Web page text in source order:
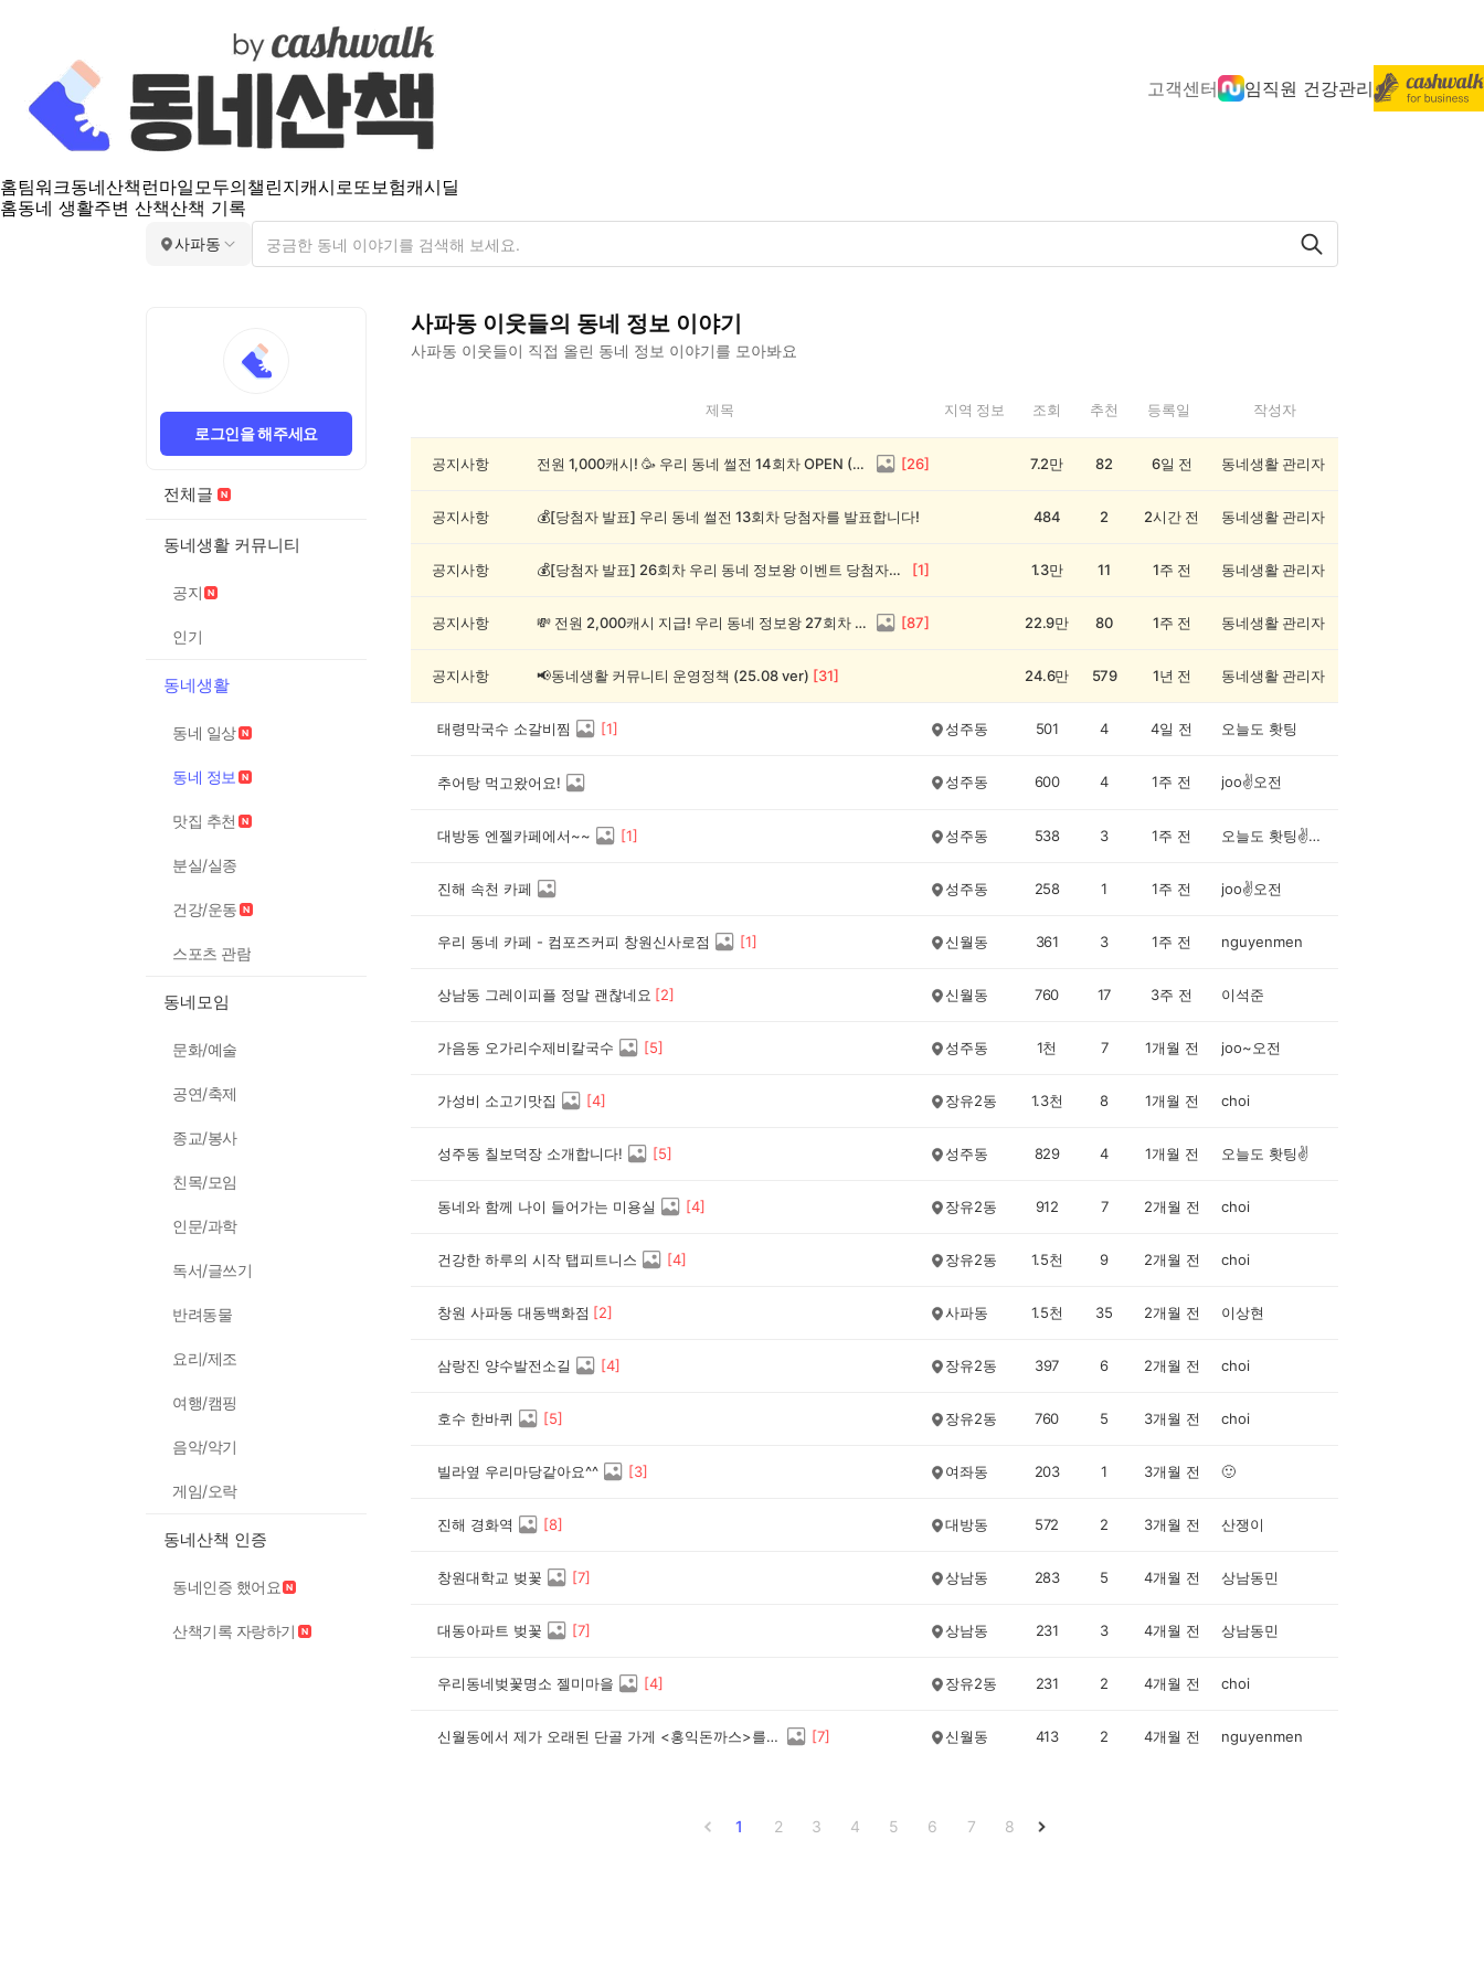
고객센터 임직원 건강관리
홈팀워크동네산책 런마일모두의챌린지캐시로또보험캐시딜
홈동네 생활주변 산책산책 기록
사파동
로그인을 해주세요
전체글
동네생활 커뮤니티
공지
인기
동네생활
동네 일상
동네 정보
맛집 추천
분실/실종
건강/운동
스포츠 관람
동네모임
문화/예술
공연/축제
종교/봉사
친목/모임
인문/과학
독서/글쓰기
반려동물
요리/제조
여행/캠핑
음악/악기
게임/오락
동네산책 인증
동네인증 했어요
산책기록 자랑하기
사파동 이웃들의 동네 정보 이야기
사파동 이웃들이 직접 올린 동네 정보 이야기를 모아봐요
동
제목 지역 정보 조회 추천 등록일 작성자
공지사항 전원 1,000캐시! 🥳 우리 동네 썰전 14회차 OPEN (~8/17) [26] 7.2만 82 6일 전 동네생활 관리자
공지사항 💰[당첨자 발표] 우리 동네 썰전 13회차 당첨자를 발표합니다! 484 2 2시간 전 동네생활 관리자
공지사항 💰[당첨자 발표] 26회차 우리 동네 정보왕 이벤트 당첨자를 발표합니다! [1] 1.3만 11 1주 전 동네생활 관리자
공지사항 💸 전원 2,000캐시 지급! 우리 동네 정보왕 27회차 (~8/10) [87] 22.9만 80 1주 전 동네생활 관리자
공지사항 📢동네생활 커뮤니티 운영정책 (25.08 ver) [31] 24.6만 579 1년 전 동네생활 관리자
태령막국수 소갈비찜 [1] 성주동 501 4 4일 전 오늘도 홧팅
추어탕 먹고왔어요! 성주동 600 4 1주 전 joo✌️오전
대방동 엔젤카페에서~~ [1] 성주동 538 3 1주 전 오늘도 홧팅✌️오전
진해 속천 카페 성주동 258 1 1주 전 joo✌️오전
우리 동네 카페 - 컴포즈커피 창원신사로점 [1] 신월동 361 3 1주 전 nguyenmen
상남동 그레이피플 정말 괜찮네요 [2] 신월동 760 17 3주 전 이석준
가음동 오가리수제비칼국수 [5] 성주동 1천 7 1개월 전 joo~오전
가성비 소고기맛집 [4] 장유2동 1.3천 8 1개월 전 choi
성주동 칠보덕장 소개합니다! [5] 성주동 829 4 1개월 전 오늘도 홧팅✌️
동네와 함께 나이 들어가는 미용실 [4] 장유2동 912 7 2개월 전 choi
건강한 하루의 시작 탭피트니스 [4] 장유2동 1.5천 9 2개월 전 choi
창원 사파동 대동백화점 [2] 사파동 1.5천 35 2개월 전 이상현
삼랑진 양수발전소길 [4] 장유2동 397 6 2개월 전 choi
호수 한바퀴 [5] 장유2동 760 5 3개월 전 choi
빌라옆 우리마당같아요^^ [3] 여좌동 203 1 3개월 전 🙂
진해 경화역 [8] 대방동 572 2 3개월 전 산쟁이
창원대학교 벚꽃 [7] 상남동 283 5 4개월 전 상남동민
대동아파트 벚꽃 [7] 상남동 231 3 4개월 전 상남동민
우리동네벚꽃명소 젤미마을 [4] 장유2동 231 2 4개월 전 choi
신월동에서 제가 오래된 단골 가게 <홍익돈까스>를 소개해 드릴게요. [7] 신월동 413 2 4개월 전 nguyenmen
1 2 3 4 5 6 7 8